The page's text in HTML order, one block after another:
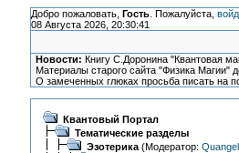
Добро пожаловать, Гость. Пожалуйста,
08 Августа 2026, 20:30:41
Новости: Книгу С.Доронина "Квантовая
Материалы старого сайта "Физика Магии"
О замеченных глюках просьба писать на
Квантовый Портал
Тематические разделы
Эзотерика(Модератор: Quangel